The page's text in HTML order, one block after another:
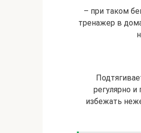
– при таком
тренажер в
регулярно
избежать